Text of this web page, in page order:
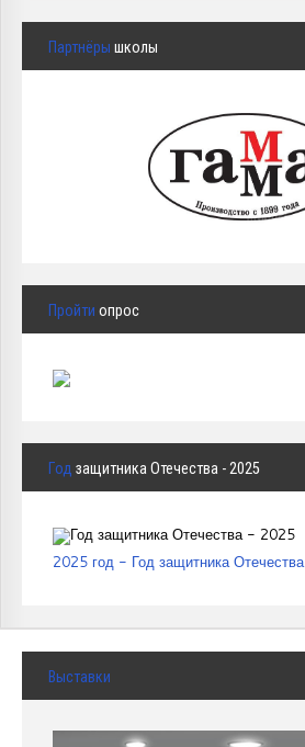
Партнёры школы
Пройти опрос
Год защитника Отечества - 2025
2025 год - Год защитника Отечества
Выставки